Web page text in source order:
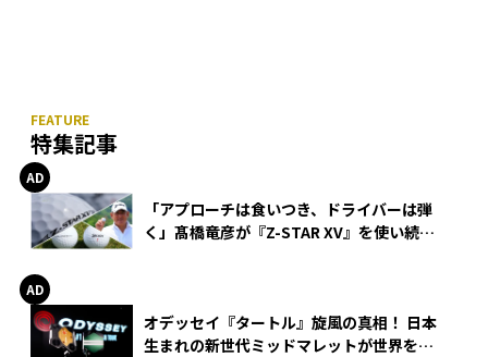
特集記事
「アプローチは食いつき、ドライバーは弾
く」髙橋竜彦が『Z-STAR XV』を使い続け
オデッセイ『タートル』旋風の真相！ 日本
生まれの新世代ミッドマレットが世界を席